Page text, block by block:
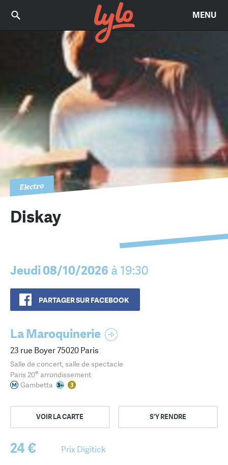
MENU
Electro
Diskay
Jeudi 08/10/2026 à 19:30
PARTAGER SUR FACEBOOK
La Maroquinerie
23 rue Boyer 75020 Paris
Salle de concert, salle de spectacle
Paris 20e arrondissement
Gambetta
VOIR LA CARTE S'Y RENDRE
24 € Prix Digitick